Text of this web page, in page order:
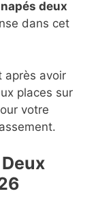
deux
dans cet
après avoir
places sur
votre